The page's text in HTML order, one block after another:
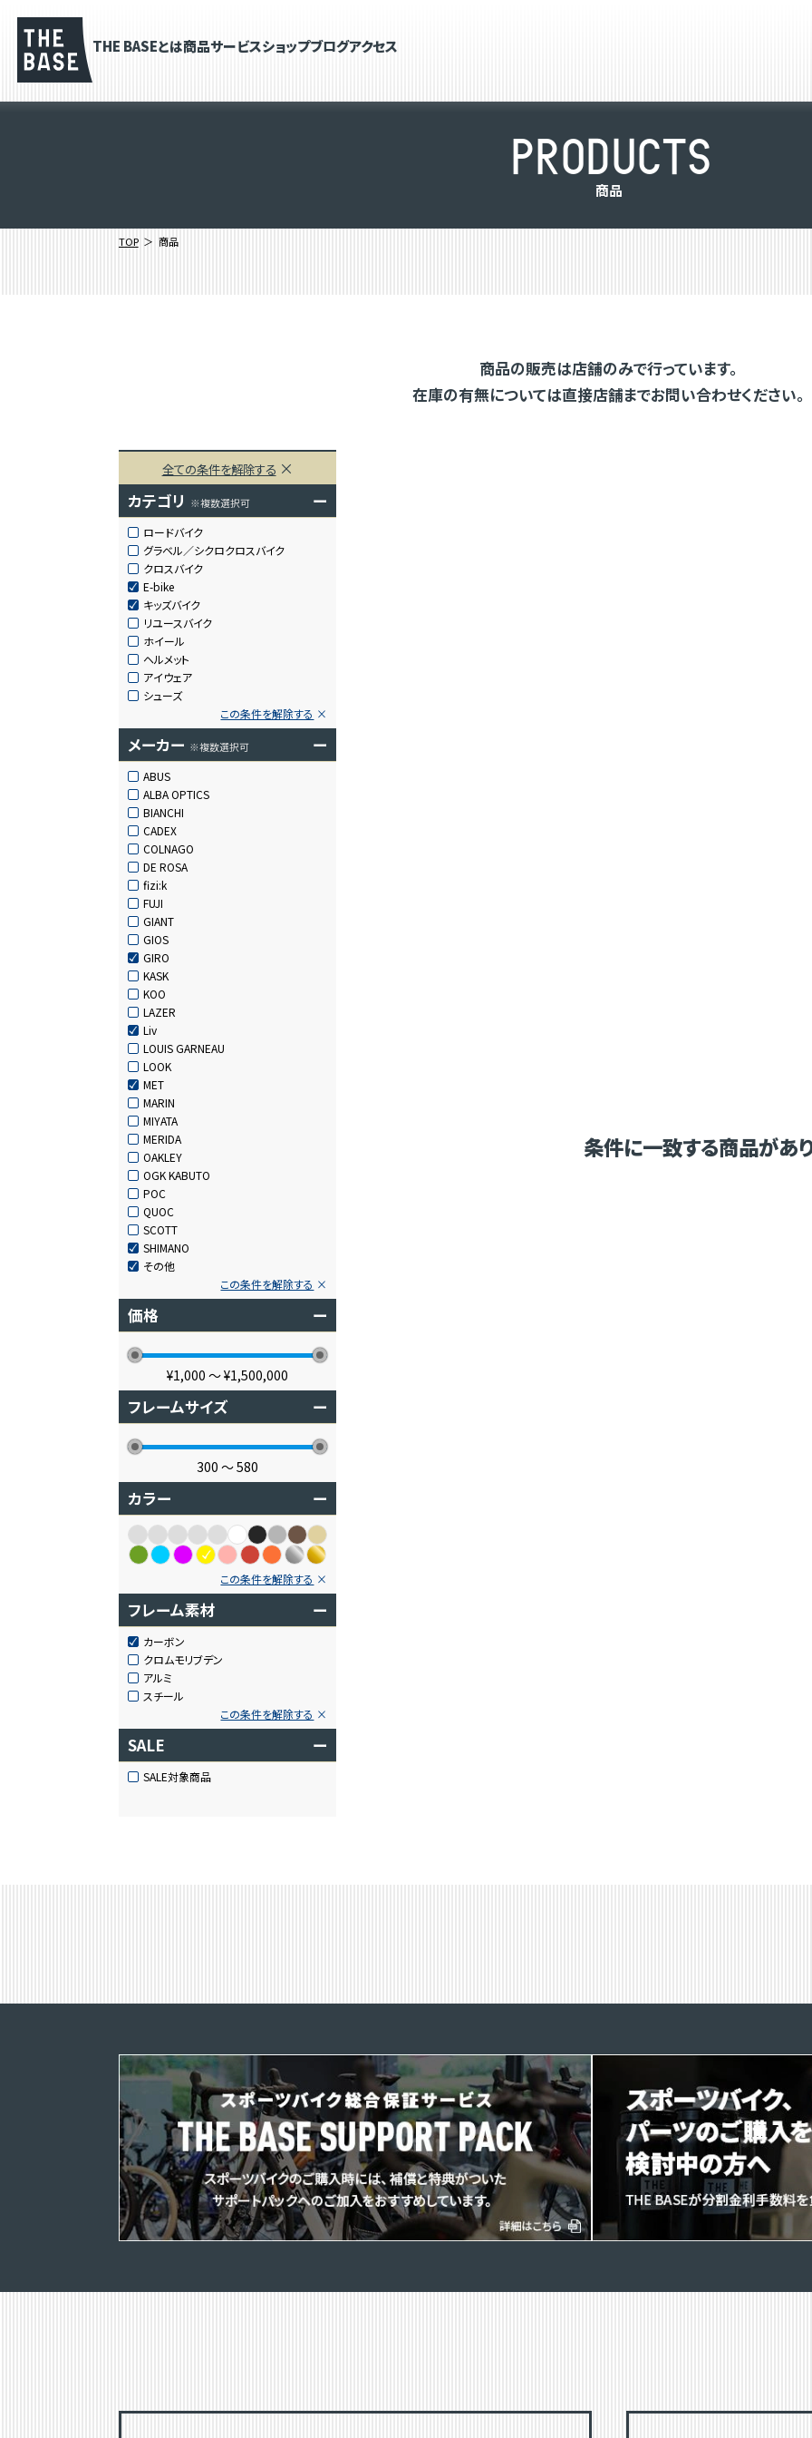
THE BASEとは商品サービスショップブログアクセス
PRODUCTS
商品
TOP 商品
商品の販売は店舗のみで行っています。
在庫の有無については直接店舗までお問い合わせください。
全ての条件を解除する
カテゴリ ※複数選択可 ー
ロードバイク
グラベル／シクロクロスバイク
クロスバイク
E-bike
キッズバイク
リユースバイク
ホイール
ヘルメット
アイウェア
シューズ
この条件を解除する
メーカー ※複数選択可 ー
ABUS
ALBA OPTICS
BIANCHI
CADEX
COLNAGO
DE ROSA
fizi:k
FUJI
GIANT
GIOS
GIRO
KASK
KOO
LAZER
Liv
LOUIS GARNEAU
LOOK
MET
MARIN
MIYATA
MERIDA
OAKLEY
OGK KABUTO
POC
QUOC
SCOTT
SHIMANO
その他
この条件を解除する
価格 ー
¥1,000 〜¥1,500,000
フレームサイズ ー
300 〜580
カラー ー
この条件を解除する
フレーム素材 ー
カーボン
クロムモリブデン
アルミ
スチール
この条件を解除する
SALE ー
SALE対象商品
条件に一致する商品があ